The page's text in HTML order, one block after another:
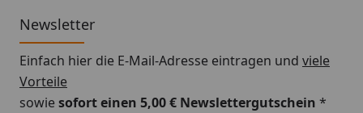
Newsletter
Einfach hier die E-Mail-Adresse eintragen und viele
Vorteile
sowiesofort einen 5,00 € Newslettergutschein *